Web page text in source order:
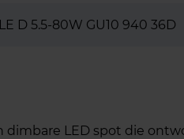
D 5.5-80W GU10 940 36D
dimbare LED spot die